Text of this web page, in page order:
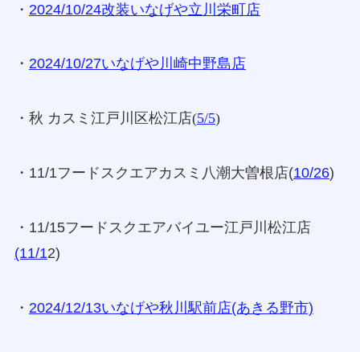
・ 2024/10/24改装いなげや立川栄町店
・ 2024/10/27いなげや川崎中野島店
・秋 カスミ江戸川区松江店(5/5)
・11/1フードスクエアカスミ八潮大曽根店(10/26)
・11/15フードスクエアバイユー江戸川松江店
(11/12)
・ 2024/12/13いなげや秋川駅前店(あきる野市)